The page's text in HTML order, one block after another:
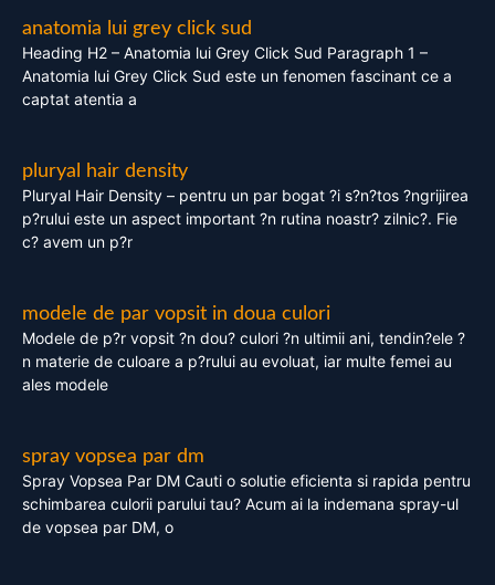
anatomia lui grey click sud
Heading H2 – Anatomia lui Grey Click Sud Paragraph 1 –
Anatomia lui Grey Click Sud este un fenomen fascinant ce a
captat atentia a
pluryal hair density
Pluryal Hair Density – pentru un par bogat ?i s?n?tos ?ngrijirea
p?rului este un aspect important ?n rutina noastr? zilnic?. Fie
c? avem un p?r
modele de par vopsit in doua culori
Modele de p?r vopsit ?n dou? culori ?n ultimii ani, tendin?ele ?
n materie de culoare a p?rului au evoluat, iar multe femei au
ales modele
spray vopsea par dm
Spray Vopsea Par DM Cauti o solutie eficienta si rapida pentru
schimbarea culorii parului tau? Acum ai la indemana spray-ul
de vopsea par DM, o